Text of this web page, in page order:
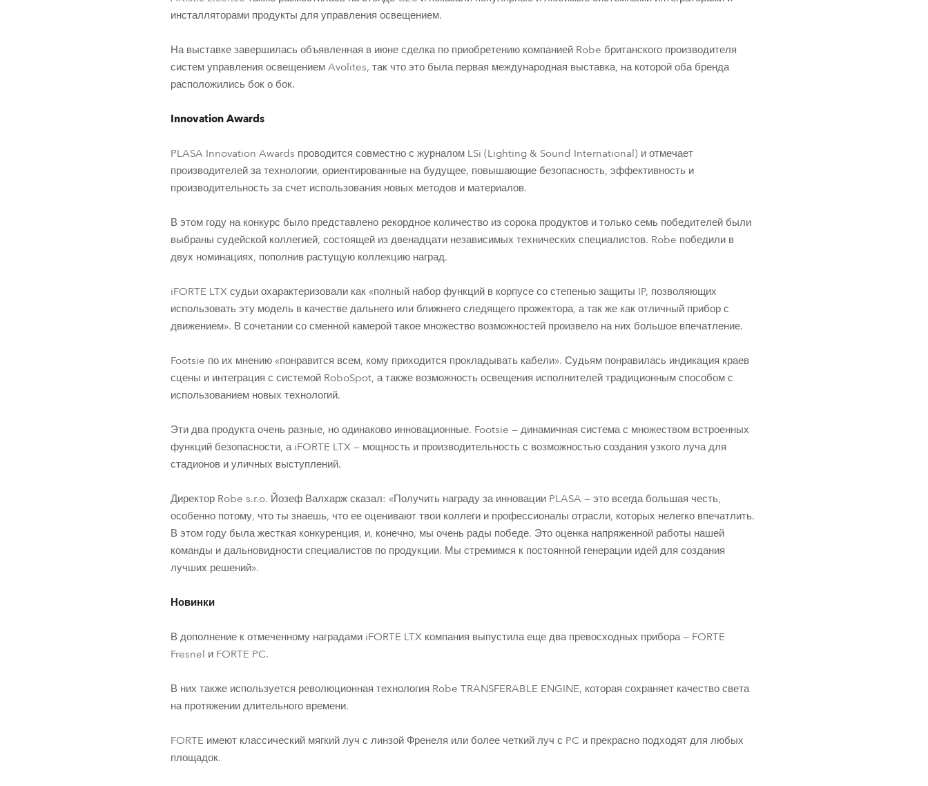
инсталляторами продукты для управления освещением.
На выставке завершилась объявленная в июне сделка по приобретению компанией Robe британского производителя
систем управления освещением Avolites, так что это была первая международная выставка, на которой оба бренда
расположились бок о бок.
Innovation Awards
PLASA Innovation Awards проводится совместно с журналом LSi (Lighting & Sound International) и отмечает
производителей за технологии, ориентированные на будущее, повышающие безопасность, эффективность и
производительность за счет использования новых методов и материалов.
В этом году на конкурс было представлено рекордное количество из сорока продуктов и только семь победителей были
выбраны судейской коллегией, состоящей из двенадцати независимых технических специалистов. Robe победили в
двух номинациях, пополнив растущую коллекцию наград.
iFORTE LTX судьи охарактеризовали как «полный набор функций в корпусе со степенью защиты IP, позволяющих
использовать эту модель в качестве дальнего или ближнего следящего прожектора, а так же как отличный прибор с
движением». В сочетании со сменной камерой такое множество возможностей произвело на них большое впечатление.
Footsie по их мнению «понравится всем, кому приходится прокладывать кабели». Судьям понравилась индикация краев
сцены и интеграция с системой RoboSpot, а также возможность освещения исполнителей традиционным способом с
использованием новых технологий.
Эти два продукта очень разные, но одинаково инновационные. Footsie — динамичная система с множеством встроенных
функций безопасности, а iFORTE LTX — мощность и производительность с возможностью создания узкого луча для
стадионов и уличных выступлений.
Директор Robe s.r.o. Йозеф Валхарж сказал: «Получить награду за инновации PLASA — это всегда большая честь,
особенно потому, что ты знаешь, что ее оценивают твои коллеги и профессионалы отрасли, которых нелегко впечатлить.
В этом году была жесткая конкуренция, и, конечно, мы очень рады победе. Это оценка напряженной работы нашей
команды и дальновидности специалистов по продукции. Мы стремимся к постоянной генерации идей для создания
лучших решений».
Новинки
В дополнение к отмеченному наградами iFORTE LTX компания выпустила еще два превосходных прибора — FORTE
Fresnel и FORTE PC.
В них также используется революционная технология Robe TRANSFERABLE ENGINE, которая сохраняет качество света
на протяжении длительного времени.
FORTE имеют классический мягкий луч с линзой Френеля или более четкий луч с PC и прекрасно подходят для любых
площадок.